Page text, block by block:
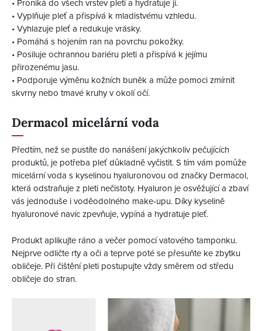
• Proniká do všech vrstev pleti a hydratuje ji.
• Vyplňuje pleť a přispívá k mladistvému vzhledu.
• Vyhlazuje pleť a redukuje vrásky.
• Pomáhá s hojením ran na povrchu pokožky.
• Posiluje ochrannou bariéru pleti a přispívá k jejímu
přirozenému jasu.
• Podporuje výměnu kožních buněk a může pomoci zmírnit
skvrny nebo tmavé kruhy v okolí očí.
Dermacol micelární voda
Předtím, než se pustíte do nanášení jakýchkoliv pečujících
produktů, je potřeba pleť důkladně vyčistit. S tím vám pomůže
micelární voda s kyselinou hyaluronovou od značky Dermacol,
která odstraňuje z pleti nečistoty. Hyaluron je osvěžující a zbaví
vás jednoduše i voděodolného make-upu. Díky kyselině
hyaluronové navíc zpevňuje, vypíná a hydratuje pleť.
Produkt aplikujte ráno a večer pomocí vatového tamponku.
Nejprve odličte rty a oči a teprve poté se přesuňte ke zbytku
obličeje. Při čištění pleti postupujte vždy směrem od středu
obličeje do stran.